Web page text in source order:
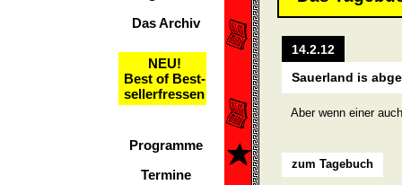
Das Archiv
NEU!
Best of Best-
sellerfressen
Programme
Termine
14.2.12
Sauerland is
Aber wenn einer
zum Tagebuch